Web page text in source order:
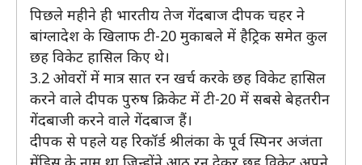
पिछले महीने ही भारतीय तेज गेंदबाज दीपक चहर ने
बांग्लादेश के खिलाफ टी-20 मुकाबले में हैट्रिक समेत कुल
छह विकेट हासिल किए थे।
3.2 ओवरों में मात्र सात रन खर्च करके छह विकेट हासिल
करने वाले दीपक पुरुष क्रिकेट में टी-20 में सबसे बेहतरीन
गेंदबाजी करने वाले गेंदबाज हैं।
दीपक से पहले यह रिकॉर्ड श्रीलंका के पूर्व स्पिनर अजंता